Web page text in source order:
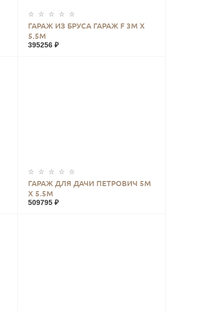
ГАРАЖ ИЗ БРУСА ГАРАЖ F 3М Х
5.5М
395256 ₽
КУПИТЬ
ГАРАЖ ДЛЯ ДАЧИ ПЕТРОВИЧ 5М
Х 5.5М
509795 ₽
КУПИТЬ